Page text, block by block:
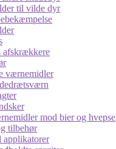
til vilde dyr
afskrækkere
værnemidler
mod bier og hvepse
tilbehør
applikatorer